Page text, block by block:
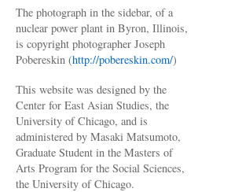
The photograph in the sidebar, of a
nuclear power plant in Byron, Illinois,
is copyright photographer Joseph
Pobereskin (http://pobereskin.com/)
This website was designed by the
Center for East Asian Studies, the
University of Chicago, and is
administered by Masaki Matsumoto,
Graduate Student in the Masters of
Arts Program for the Social Sciences,
the University of Chicago.